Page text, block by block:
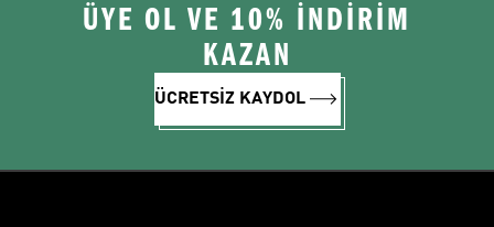
ÜYE OL VE 10% İNDİRİM
KAZAN
ÜCRETSİZ KAYDOL